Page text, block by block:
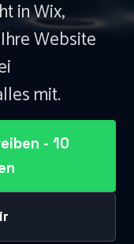
in Wix,
Website
mit.
- 10